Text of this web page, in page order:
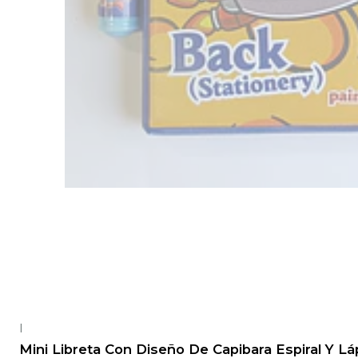
-20%OFF
|
Mini Libreta Con Diseño De Capibara Espiral Y